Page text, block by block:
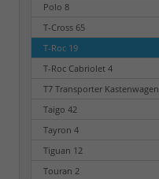
Polo 8
T-Cross 65
T-Roc 19
T-Roc Cabriolet 4
T7 Transporter Kastenwagen
Taigo 42
Tayron 4
Tiguan 12
Touran 2